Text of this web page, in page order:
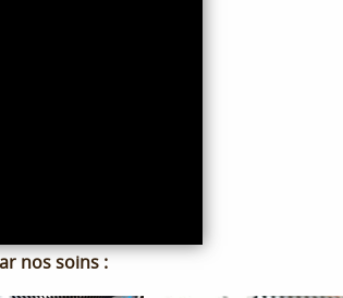
nos soins :